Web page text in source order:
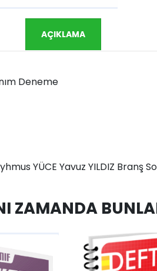
AÇIKLAMA
Deneme
YÜCE Yavuz YILDIZ Branş
ZAMANDA
AddToCartAddToWishlist